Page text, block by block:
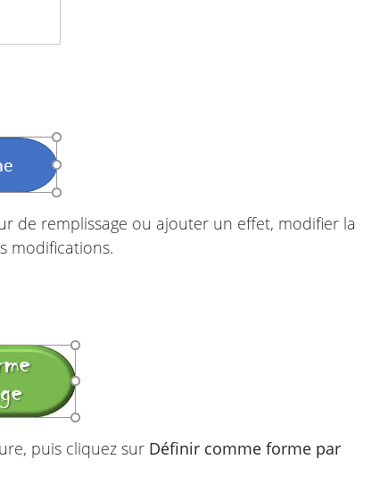
de remplissage ou ajouter un effet, modifier la
modifications.
puis cliquez sur Définir comme forme par